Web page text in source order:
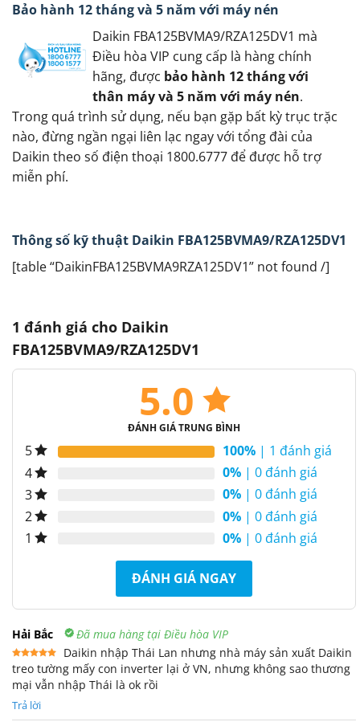
Bảo hành 12 tháng và 5 năm với máy nén
Daikin FBA125BVMA9/RZA125DV1 mà
Điều hòa VIP cung cấp là hàng chính
hãng, được bảo hành 12 tháng với
thân máy và 5 năm với máy nén.
Trong quá trình sử dụng, nếu bạn gặp bất kỳ trục trặc
nào, đừng ngần ngại liên lạc ngay với tổng đài của
Daikin theo số điện thoại 1800.6777 để được hỗ trợ
miễn phí.
Thông số kỹ thuật Daikin FBA125BVMA9/RZA125DV1
[table “DaikinFBA125BVMA9RZA125DV1” not found /]
1 đánh giá cho Daikin
FBA125BVMA9/RZA125DV1
5.0
ĐÁNH GIÁ TRUNG BÌNH
5 100% | 1 đánh giá
4
0% | 0 đánh giá
3
0% | 0 đánh giá
2
0% | 0 đánh giá
1
0% | 0 đánh giá
ĐÁNH GIÁ NGAY
Hải Bắc Đã mua hàng tại Điều hòa VIP
Được xếp
hạng 55
sao
Daikin nhập Thái Lan nhưng nhà máy sản xuất Daikin
treo tường mấy con inverter lại ở VN, nhưng không sao thương
mại vẫn nhập Thái là ok rồi
Trả lời